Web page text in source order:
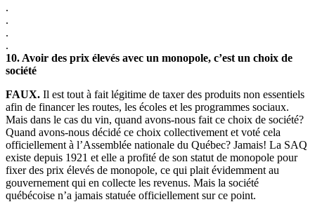
.
.
.
.
10. Avoir des prix élevés avec un monopole, c’est un choix de
société
FAUX. Il est tout à fait légitime de taxer des produits non essentiels
afin de financer les routes, les écoles et les programmes sociaux.
Mais dans le cas du vin, quand avons-nous fait ce choix de société?
Quand avons-nous décidé ce choix collectivement et voté cela
officiellement à l’Assemblée nationale du Québec? Jamais! La SAQ
existe depuis 1921 et elle a profité de son statut de monopole pour
fixer des prix élevés de monopole, ce qui plait évidemment au
gouvernement qui en collecte les revenus. Mais la société
québécoise n’a jamais statuée officiellement sur ce point.